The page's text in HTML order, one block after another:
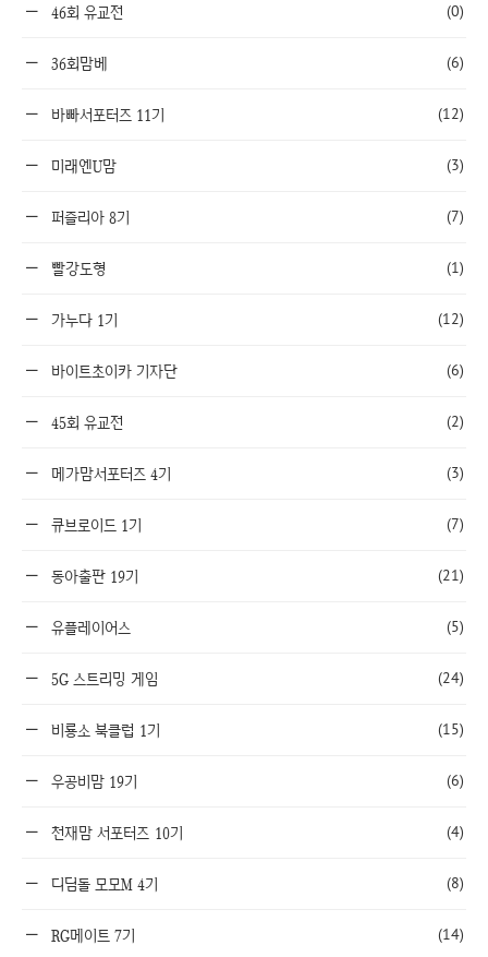
46회 유교전 (0)
36회맘베 (6)
바빠서포터즈 11기 (12)
미래엔U맘 (3)
퍼즐리아 8기 (7)
빨강도형 (1)
가누다 1기 (12)
바이트초이카 기자단 (6)
45회 유교전 (2)
메가맘서포터즈 4기 (3)
큐브로이드 1기 (7)
동아출판 19기 (21)
유플레이어스 (5)
5G 스트리밍 게임 (24)
비룡소 북클럽 1기 (15)
우공비맘 19기 (6)
천재맘 서포터즈 10기 (4)
디딤돌 모모M 4기 (8)
RG메이트 7기 (14)